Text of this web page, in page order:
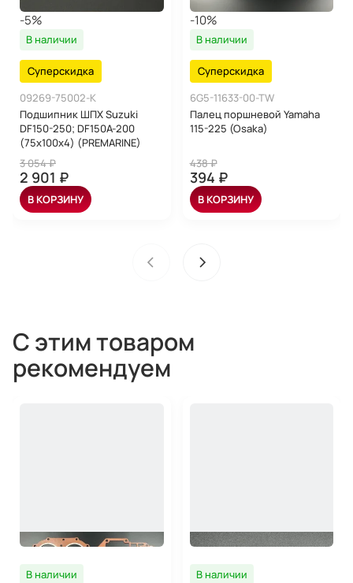
-5%
В наличии
Суперскидка
09269-75002-K
Подшипник ШПХ Suzuki
DF150-250; DF150A-200
(75х100х4) (PREMARINE)
3 054 ₽
2 901 ₽
В КОРЗИНУ
-10%
В наличии
Суперскидка
6G5-11633-00-TW
Палец поршневой Yamaha
115-225 (Osaka)
438 ₽
394 ₽
В КОРЗИНУ
С этим товаром
рекомендуем
В наличии
В наличии